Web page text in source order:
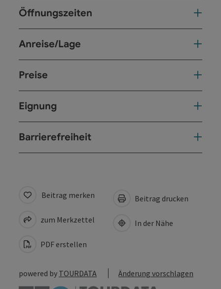
Öffnungszeiten
Anreise/Lage
Preise
Eignung
Barrierefreiheit
Beitrag merken
zum Merkzettel
PDF erstellen
Beitrag drucken
In der Nähe
powered by TOURDATA Änderung vorschlagen